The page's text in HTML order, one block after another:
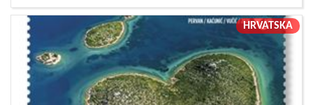
HRVATSKA